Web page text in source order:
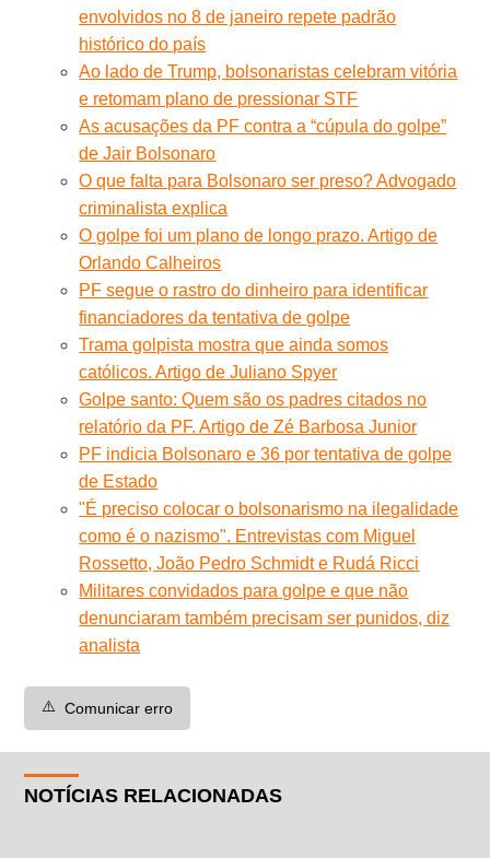
envolvidos no 8 de janeiro repete padrão
histórico do país
Ao lado de Trump, bolsonaristas celebram vitória
e retomam plano de pressionar STF
As acusações da PF contra a “cúpula do golpe”
de Jair Bolsonaro
O que falta para Bolsonaro ser preso? Advogado
criminalista explica
O golpe foi um plano de longo prazo. Artigo de
Orlando Calheiros
PF segue o rastro do dinheiro para identificar
financiadores da tentativa de golpe
Trama golpista mostra que ainda somos
católicos. Artigo de Juliano Spyer
Golpe santo: Quem são os padres citados no
relatório da PF. Artigo de Zé Barbosa Junior
PF indicia Bolsonaro e 36 por tentativa de golpe
de Estado
"É preciso colocar o bolsonarismo na ilegalidade
como é o nazismo". Entrevistas com Miguel
Rossetto, João Pedro Schmidt e Rudá Ricci
Militares convidados para golpe e que não
denunciaram também precisam ser punidos, diz
analista
⚠️ Comunicar erro
NOTÍCIAS RELACIONADAS